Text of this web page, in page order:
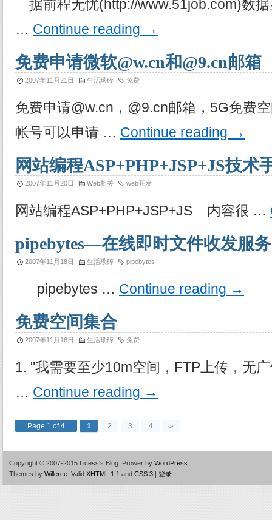
据前程无忧(http://www.51job.com)数
… Continue reading →
免费申请微软@w.cn和@9.cn邮箱
2007年11月21日 生活琐碎 免费
免费申请@w.cn，@9.cn邮箱，5G免费
帐号可以申请 … Continue reading →
网站编程ASP+PHP+JSP+JS技术
2007年11月20日 Web相关 web开发
网站编程ASP+PHP+JSP+JS 内容很 …
pipebytes—在线即时文件收发服务
2007年11月18日 生活琐碎 pipebytes
pipebytes … Continue reading →
免费空间集合
2007年11月16日 生活琐碎 免费
1. "我需要至少10m空间，FTP上传，无
… Continue reading →
Page 1 of 4 1 2 3 4 »
Copyright © 2007-2015 Licess's Blog. Prower by WordPress
Themes by Willerce Valid XHTML 1.1 and CSS 3 | 登录